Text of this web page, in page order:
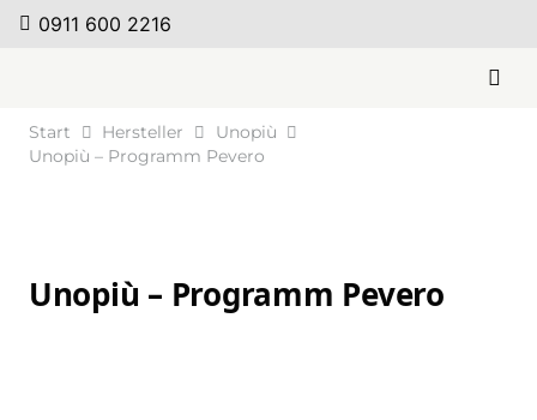
0911 600 2216
Start Hersteller
Unopiù
Unopiù – Programm Pevero
Unopiù – Programm Pevero